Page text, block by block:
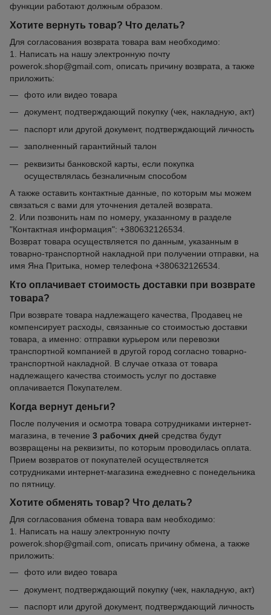
функции работают должным образом.
Хотите вернуть товар? Что делать?
Для согласования возврата товара вам необходимо:
1. Написать на нашу электронную почту
powerok.shop@gmail.com, описать причину возврата, а также
приложить:
фото или видео товара
документ, подтверждающий покупку (чек, накладную, акт)
паспорт или другой документ, подтверждающий личность
заполненный гарантийный талон
реквизиты банковской карты, если покупка
осуществлялась безналичным способом
А также оставить контактные данные, по которым мы можем
связаться с вами для уточнения деталей возврата.
2. Или позвонить нам по номеру, указанному в разделе
"Контактная информация": +380632126534.
Возврат товара осуществляется по данным, указанным в
товарно-транспортной накладной при получении отправки, на
имя Яна Притыка, номер телефона +380632126534.
Кто оплачивает стоимость доставки при возврате
товара?
При возврате товара надлежащего качества, Продавец не
компенсирует расходы, связанные со стоимостью доставки
товара, а именно: отправки курьером или перевозки
транспортной компанией в другой город согласно товарно-
транспортной накладной. В случае отказа от товара
надлежащего качества стоимость услуг по доставке
оплачивается Покупателем.
Когда вернут деньги?
После получения и осмотра товара сотрудниками интернет-
магазина, в течение 3 рабочих дней средства будут
возвращены на реквизиты, по которым проводилась оплата.
Прием возвратов от покупателей осуществляется
сотрудниками интернет-магазина ежедневно с понедельника
по пятницу.
Хотите обменять товар? Что делать?
Для согласования обмена товара вам необходимо:
1. Написать на нашу электронную почту
powerok.shop@gmail.com, описать причину обмена, а также
приложить:
фото или видео товара
документ, подтверждающий покупку (чек, накладную, акт)
паспорт или другой документ, подтверждающий личность